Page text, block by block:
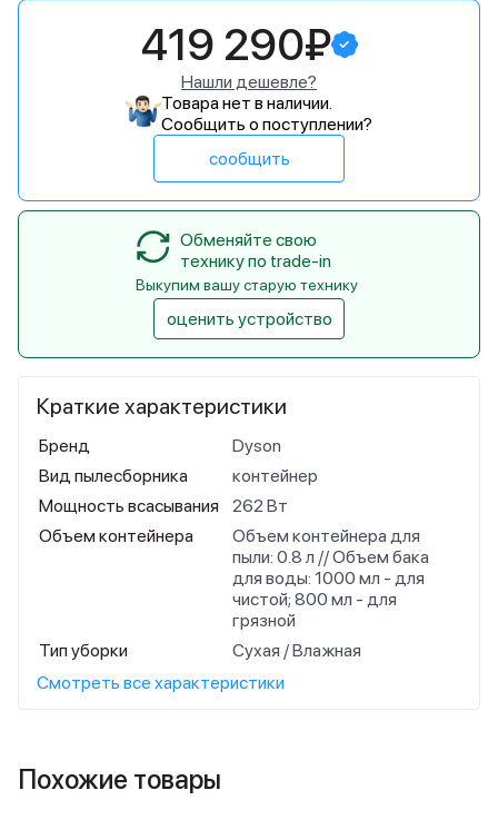
Краткие характеристики
Бренд
Dyson
Вид пылесборника
контейнер
Мощность всасывания
262 Вт
Объем контейнера
Объем контейнера для
пыли: 0.8 л // Объем бака
для воды: 1000 мл - для
чистой; 800 мл - для
грязной
Тип уборки
Сухая / Влажная
Смотреть все характеристики
419 290₽
Нашли дешевле?
Товара нет в наличии.
Сообщить о поступлении?
сообщить
Обменяйте свою
технику по trade-in
Выкупим вашу старую технику
оценить устройство
Похожие товары